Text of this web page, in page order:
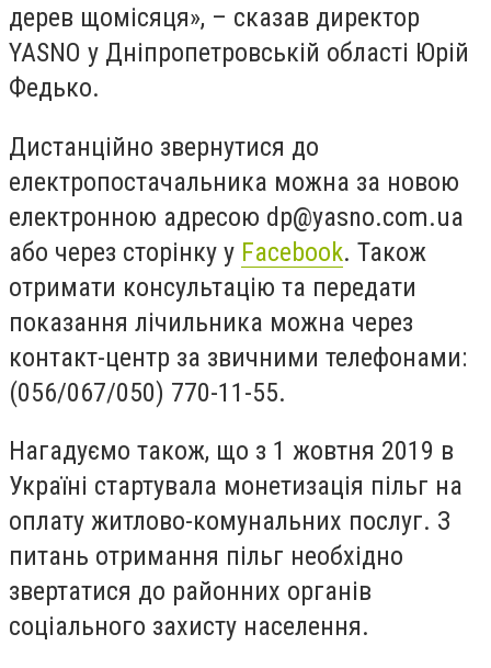
дерев щомісяця», – сказав директор
YASNO у Дніпропетровській області Юрій
Федько.
Дистанційно звернутися до
електропостачальника можна за новою
електронною адресою dp@yasno.com.ua
або через сторінку у Facebook. Також
отримати консультацію та передати
показання лічильника можна через
контакт-центр за звичними телефонами:
(056/067/050) 770-11-55.
Нагадуємо також, що з 1 жовтня 2019 в
Україні стартувала монетизація пільг на
оплату житлово-комунальних послуг. З
питань отримання пільг необхідно
звертатися до районних органів
соціального захисту населення.